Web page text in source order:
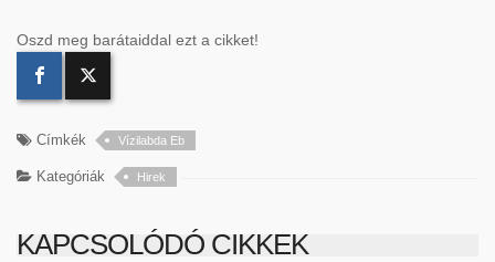
Oszd meg barátaiddal ezt a cikket!
Címkék Vízilabda Eb
Kategóriák Hirek
KAPCSOLÓDÓ CIKKEK